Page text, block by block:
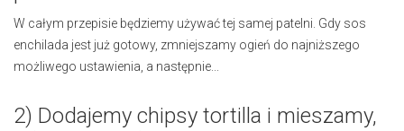
W całym przepisie będziemy używać tej samej patelni. Gdy sos
enchilada jest już gotowy, zmniejszamy ogień do najniższego
możliwego ustawienia, a następnie...
2) Dodajemy chipsy tortilla i mieszamy,